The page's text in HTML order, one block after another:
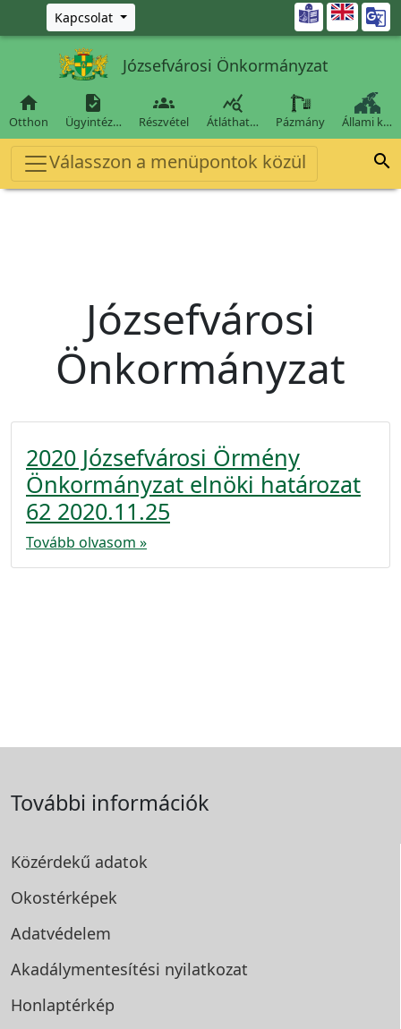
Ugrás a fő tartalomra
Kapcsolat 
Józsefvárosi Önkormányzat

Otthon

Ügyintéz…

Részvétel

Átláthat… Pázmány Állami k…
Válasszon a menüpontok közül 
Józsefvárosi
Önkormányzat
2020 Józsefvárosi Örmény
Önkormányzat elnöki határozat
62 2020.11.25
Tovább olvasom »
További információk
Közérdekű adatok
Okostérképek
Adatvédelem
Akadálymentesítési nyilatkozat
Honlaptérkép